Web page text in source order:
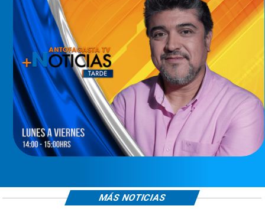
MÁS NOTICIAS